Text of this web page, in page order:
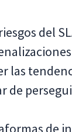
del
las
de
de